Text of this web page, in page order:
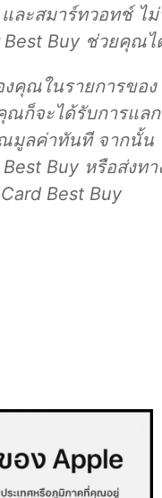
ละสมาร์ทวอทช์ ไม่
Best Buy ช่วยคุณไ
คุณในรายการของ
ณก็จะได้รับการแลก
มูลค่าทันที จากนั้น
Buy หรือส่งทา
Best Buy